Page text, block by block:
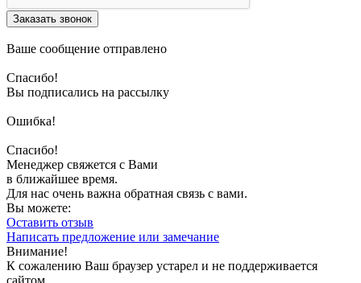
Заказать звонок
Ваше сообщение отправлено
Спасибо!
Вы подписались на рассылку
Ошибка!
Спасибо!
Менеджер свяжется с Вами
в ближайшее время.
Для нас очень важна обратная связь с вами.
Вы можете:
Оставить отзыв
Написать предложение или замечание
Внимание!
К сожалению Ваш браузер устарел и не поддерживается
сайтом.